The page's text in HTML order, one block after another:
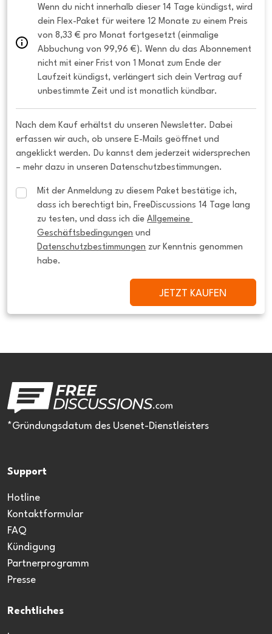
Wenn du nicht innerhalb dieser 14 Tage kündigst, wird
dein Flex-Paket für weitere 12 Monate zu einem Preis
von 8,33 € pro Monat fortgesetzt (einmalige
Abbuchung von 99,96 €). Wenn du das Abonnement
nicht mit einer Frist von 1 Monat zum Ende der
Laufzeit kündigst, verlängert sich dein Vertrag auf
unbestimmte Zeit und ist monatlich kündbar.
Nach dem Kauf erhältst du unseren Newsletter. Dabei
erfassen wir auch, ob unsere E-Mails geöffnet und
angeklickt werden. Du kannst dem jederzeit widersprechen
– mehr dazu in unseren Datenschutzbestimmungen.
Mit der Anmeldung zu diesem Paket bestätige ich,
dass ich berechtigt bin, FreeDiscussions 14 Tage lang
zu testen, und dass ich die Allgemeine
Geschäftsbedingungen
Datenschutzbestimmungen zur Kenntnis genommen
habe.
JETZT KAUFEN
*Gründungsdatum des Usenet-Dienstleisters
Support
Hotline
Kontaktformular
FAQ
Kündigung
Partnerprogramm
Presse
Rechtliches